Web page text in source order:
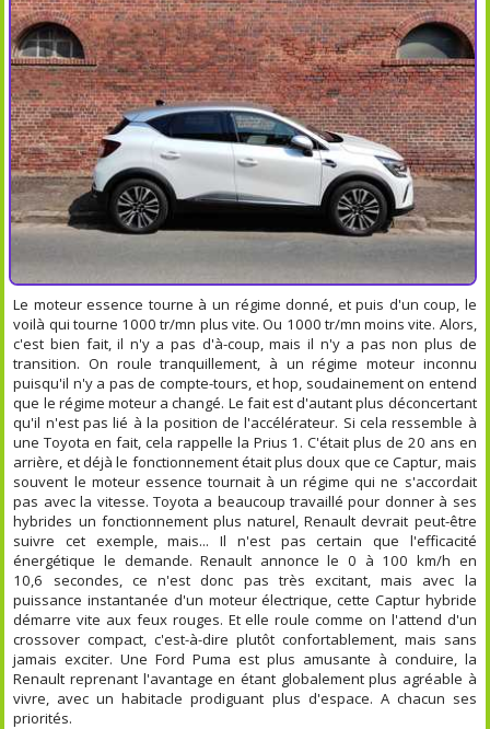
Le moteur essence tourne à un régime donné, et puis d'un coup, le
voilà qui tourne 1000 tr/mn plus vite. Ou 1000 tr/mn moins vite. Alors,
c'est bien fait, il n'y a pas d'à-coup, mais il n'y a pas non plus de
transition. On roule tranquillement, à un régime moteur inconnu
puisqu'il n'y a pas de compte-tours, et hop, soudainement on entend
que le régime moteur a changé. Le fait est d'autant plus déconcertant
qu'il n'est pas lié à la position de l'accélérateur. Si cela ressemble à
une Toyota en fait, cela rappelle la Prius 1. C'était plus de 20 ans en
arrière, et déjà le fonctionnement était plus doux que ce Captur, mais
souvent le moteur essence tournait à un régime qui ne s'accordait
pas avec la vitesse. Toyota a beaucoup travaillé pour donner à ses
hybrides un fonctionnement plus naturel, Renault devrait peut-être
suivre cet exemple, mais... Il n'est pas certain que l'efficacité
énergétique le demande. Renault annonce le 0 à 100 km/h en
10,6 secondes, ce n'est donc pas très excitant, mais avec la
puissance instantanée d'un moteur électrique, cette Captur hybride
démarre vite aux feux rouges. Et elle roule comme on l'attend d'un
crossover compact, c'est-à-dire plutôt confortablement, mais sans
jamais exciter. Une Ford Puma est plus amusante à conduire, la
Renault reprenant l'avantage en étant globalement plus agréable à
vivre, avec un habitacle prodiguant plus d'espace. A chacun ses
priorités.